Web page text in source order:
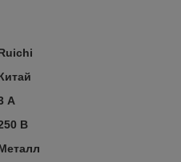
А
В